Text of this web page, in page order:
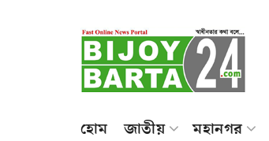
হোম জাতীয় মহানগর